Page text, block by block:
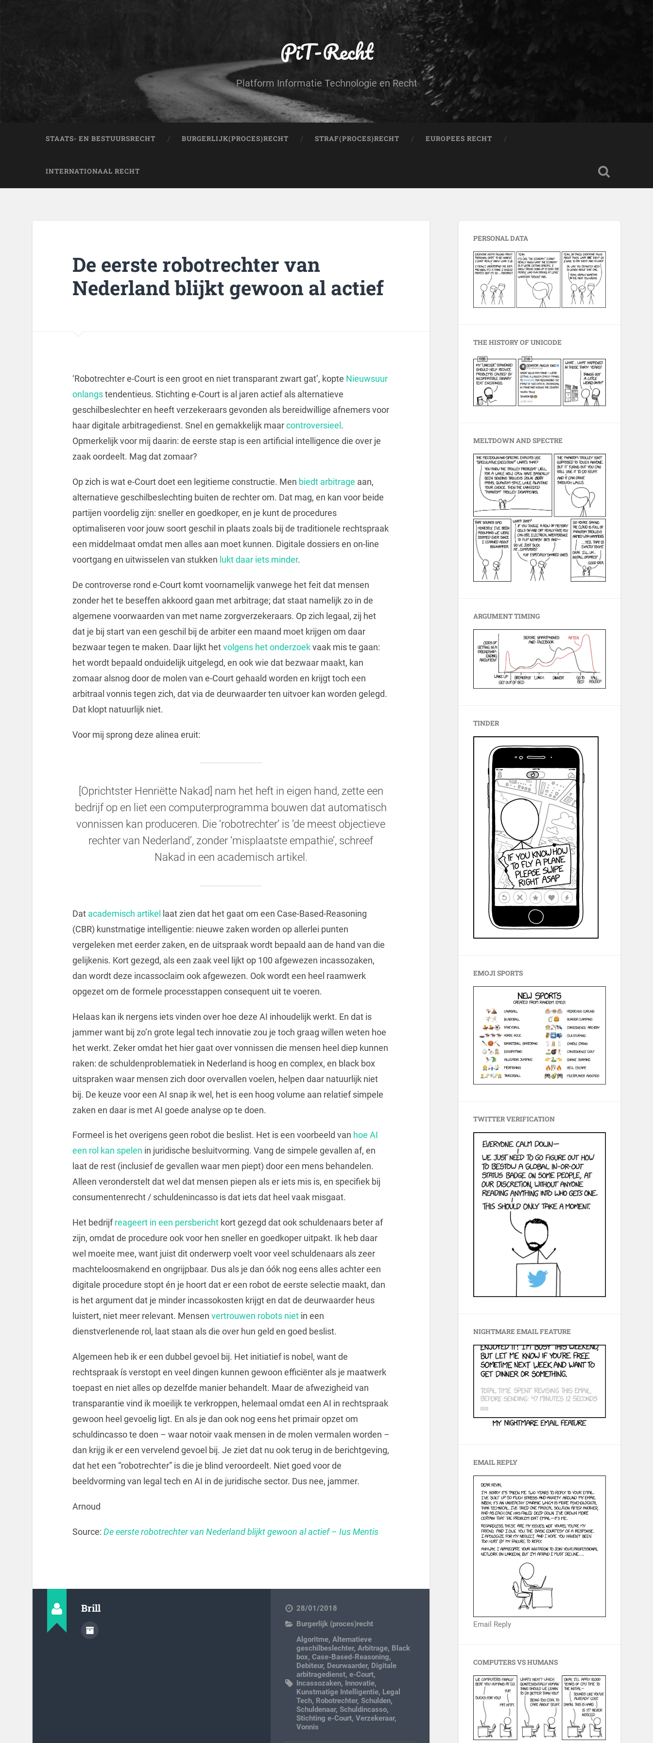
PiT-Recht
Platform Informatie Technologie en Recht
STAATS- EN BESTUURSRECHT BURGERLIJK(PROCES)RECHT STRAF(PROCES)RECHT EUROPEES RECHT
INTERNATIONAAL RECHT
De eerste robotrechter van
Nederland blijkt gewoon al actief
‘Robotrechter e-Court is een groot en niet transparant zwart gat’, kopte Nieuwsuur
onlangstendentieus. Stichting e-Court is al jaren actief als alternatieve
geschilbeslechter en heeft verzekeraars gevonden als bereidwillige afnemers voor
haar digitale arbitragedienst. Snel en gemakkelijk maarcontroversieel .
Opmerkelijk voor mij daarin: de eerste stap is een artificial intelligence die over je
zaak oordeelt. Mag dat zomaar?
Op zich is wat e-Court doet een legitieme constructie. Men biedt arbitrage aan,
alternatieve geschilbeslechting buiten de rechter om. Dat mag, en kan voor beide
partijen voordelig zijn: sneller en goedkoper, en je kunt de procedures
optimaliseren voor jouw soort geschil in plaats zoals bij de traditionele rechtspraak
een middelmaat omdat men alles aan moet kunnen. Digitale dossiers en on-line
voortgang en uitwisselen van stukken lukt daar iets minder.
De controverse rond e-Court komt voornamelijk vanwege het feit dat mensen
zonder het te beseffen akkoord gaan met arbitrage; dat staat namelijk zo in de
algemene voorwaarden van met name zorgverzekeraars. Op zich legaal, zij het
dat je bij start van een geschil bij de arbiter een maand moet krijgen om daar
bezwaar tegen te maken. Daar lijkt hetvolgens het onderzoekvaak mis te gaan:
het wordt bepaald onduidelijk uitgelegd, en ook wie dat bezwaar maakt, kan
zomaar alsnog door de molen van e-Court gehaald worden en krijgt toch een
arbitraal vonnis tegen zich, dat via de deurwaarder ten uitvoer kan worden gelegd.
Dat klopt natuurlijk niet.
Voor mij sprong deze alinea eruit:
[Oprichtster Henriëtte Nakad] nam het heft in eigen hand, zette een
bedrijf op en liet een computerprogramma bouwen dat automatisch
vonnissen kan produceren. Die ‘robotrechter’ is ‘de meest objectieve
rechter van Nederland’, zonder ‘misplaatste empathie’, schreef
Nakad in een academisch artikel.
Dat academisch artikel laat zien dat het gaat om een Case-Based-Reasoning
(CBR) kunstmatige intelligentie: nieuwe zaken worden op allerlei punten
vergeleken met eerder zaken, en de uitspraak wordt bepaald aan de hand van die
gelijkenis. Kort gezegd, als een zaak veel lijkt op 100 afgewezen incassozaken,
dan wordt deze incassoclaim ook afgewezen. Ook wordt een heel raamwerk
opgezet om de formele processtappen consequent uit te voeren.
Helaas kan ik nergens iets vinden over hoe deze AI inhoudelijk werkt. En dat is
jammer want bij zo’n grote legal tech innovatie zou je toch graag willen weten hoe
het werkt. Zeker omdat het hier gaat over vonnissen die mensen heel diep kunnen
raken: de schuldenproblematiek in Nederland is hoog en complex, en black box
uitspraken waar mensen zich door overvallen voelen, helpen daar natuurlijk niet
bij. De keuze voor een AI snap ik wel, het is een hoog volume aan relatief simpele
zaken en daar is met AI goede analyse op te doen.
Formeel is het overigens geen robot die beslist. Het is een voorbeeld van hoe AI
een rol kan spelen in juridische besluitvorming. Vang de simpele gevallen af, en
laat de rest (inclusief de gevallen waar men piept) door een mens behandelen.
Alleen veronderstelt dat wel dat mensen piepen als er iets mis is, en specifiek bij
consumentenrecht / schuldenincasso is dat iets dat heel vaak misgaat.
Het bedrijfreageert in een persberichtkort gezegd dat ook schuldenaars beter af
zijn, omdat de procedure ook voor hen sneller en goedkoper uitpakt. Ik heb daar
wel moeite mee, want juist dit onderwerp voelt voor veel schuldenaars als zeer
machteloosmakend en ongrijpbaar. Dus als je dan óók nog eens alles achter een
digitale procedure stopt én je hoort dat er een robot de eerste selectie maakt, dan
is het argument dat je minder incassokosten krijgt en dat de deurwaarder heus
luistert, niet meer relevant. Mensen vertrouwen robots nietin een
dienstverlenende rol, laat staan als die over hun geld en goed beslist.
Algemeen heb ik er een dubbel gevoel bij. Het initiatief is nobel, want de
rechtspraak ís verstopt en veel dingen kunnen gewoon efficiënter als je maatwerk
toepast en niet alles op dezelfde manier behandelt. Maar de afwezigheid van
transparantie vind ik moeilijk te verkroppen, helemaal omdat een AI in rechtspraak
gewoon heel gevoelig ligt. En als je dan ook nog eens het primair opzet om
schuldincasso te doen – waar notoir vaak mensen in de molen vermalen worden –
dan krijg ik er een vervelend gevoel bij. Je ziet dat nu ook terug in de berichtgeving,
dat het een “robotrechter” is die je blind veroordeelt. Niet goed voor de
beeldvorming van legal tech en AI in de juridische sector. Dus nee, jammer.
Arnoud
Source: De eerste robotrechter van Nederland blijkt gewoon al actief – Ius Mentis
Brill
28/01/2018
Burgerlijk (proces)recht
Algoritme,Alternatieve
geschilbeslechter,Arbitrage, Black
box,Case-Based-Reasoning,
Debiteur, Deurwaarder, Digitale
arbitragedienst,e-Court,
Incassozaken, Innovatie,
Kunstmatige Intelligentie, Legal
Tech, Robotrechter,Schulden,
Schuldenaar,Schuldincasso,
Stichting e-Court,Verzekeraar,
Vonnis
PERSONAL DATA
THE HISTORY OF UNICODE
MELTDOWN AND SPECTRE
ARGUMENT TIMING
TINDER
EMOJI SPORTS
TWITTER VERIFICATION
NIGHTMARE EMAIL FEATURE
EMAIL REPLY
Email Reply
COMPUTERS VS HUMANS